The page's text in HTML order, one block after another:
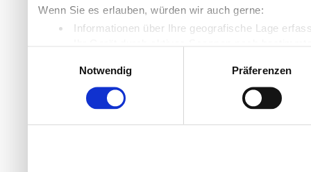
Wenn Sie es erlauben, würden wir auch gerne:
Informationen über Ihre geografische Lage
Ihr Gerät durch aktives Scannen nach
Wir verwenden Cookies, um Inhalte und Anzeigen zu
die Zugriffe auf unsere Website zu analysieren.
Notwendig
Präferenzen